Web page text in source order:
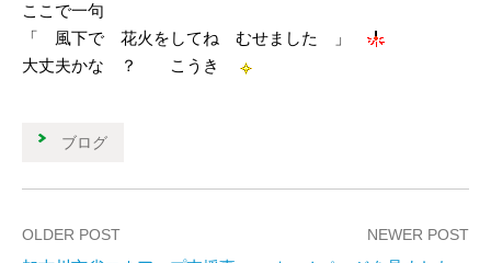
ここで一句
「 風下で 花火をしてね むせました 」
大丈夫かな ？ こうき
ブログ
OLDER POST NEWER POST